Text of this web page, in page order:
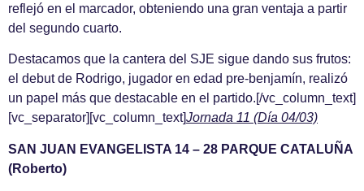
reflejó en el marcador, obteniendo una gran ventaja a partir
del segundo cuarto.
Destacamos que la cantera del SJE sigue dando sus frutos:
el debut de Rodrigo, jugador en edad pre-benjamín, realizó
un papel más que destacable en el partido.[/vc_column_text]
[vc_separator][vc_column_text]Jornada 11 (Día 04/03)
SAN JUAN EVANGELISTA 14 – 28 PARQUE CATALUÑA
(Roberto)